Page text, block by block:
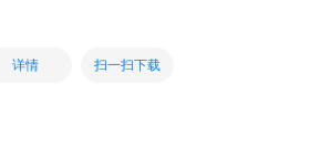
详情 扫一扫下载